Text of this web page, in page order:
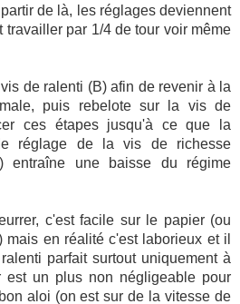
de là, les réglages deviennent
travailler par 1/4 de tour voir même
de ralenti (B) afin de revenir à la
puis rebelote sur la vis de
ces étapes jusqu'à ce que la
réglage de la vis de richesse
entraîne une baisse du régime
c'est facile sur le papier (ou
mais en réalité c'est laborieux et il
parfait surtout uniquement à
est un plus non négligeable pour
aloi (on est sur de la vitesse de